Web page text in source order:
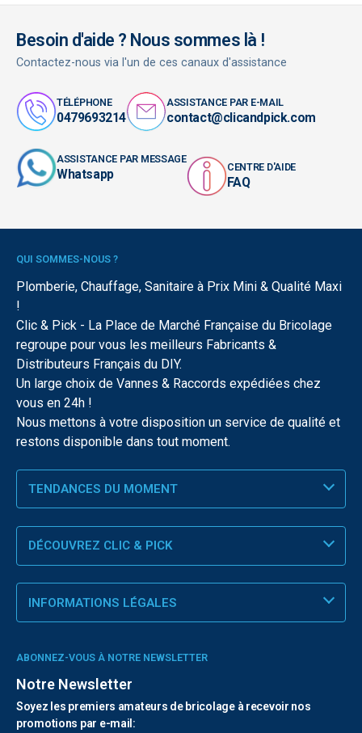
Besoin d'aide ? Nous sommes là !
Contactez-nous via l'un de ces canaux d'assistance
TÉLÉPHONE
0479693214
ASSISTANCE PAR E-MAIL
contact@clicandpick.com
ASSISTANCE PAR MESSAGE
Whatsapp CENTRE D'AIDE
FAQ
QUI SOMMES-NOUS ?
Plomberie, Chauffage, Sanitaire à Prix Mini & Qualité Maxi
!
Clic & Pick - La Place de Marché Française du Bricolage
regroupe pour vous les meilleurs Fabricants &
Distributeurs Français du DIY.
Un large choix de Vannes & Raccords expédiées chez
vous en 24h !
Nous mettons à votre disposition un service de qualité et
restons disponible dans tout moment.
TENDANCES DU MOMENT
DÉCOUVREZ CLIC & PICK
INFORMATIONS LÉGALES
ABONNEZ-VOUS À NOTRE NEWSLETTER
Notre Newsletter
Soyez les premiers amateurs de bricolage à recevoir nos
promotions par e-mail: